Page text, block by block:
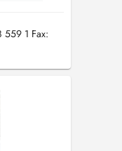
1 Fax: